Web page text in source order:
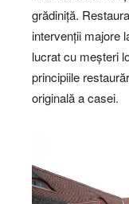
grădiniță.
intervenții majore
lucrat cu meșteri
principiile
originală a casei.